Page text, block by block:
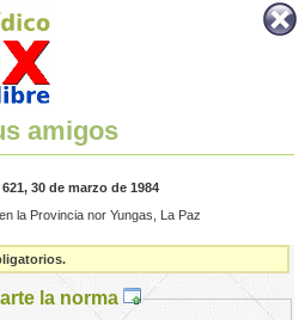
amigos
30 de marzo de 1984
la Provincia nor Yungas, La Paz
la norma